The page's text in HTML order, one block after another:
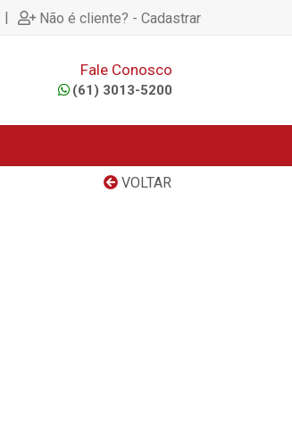
| Não é cliente? - Cadastrar
Fale Conosco
(61) 3013-5200
VOLTAR